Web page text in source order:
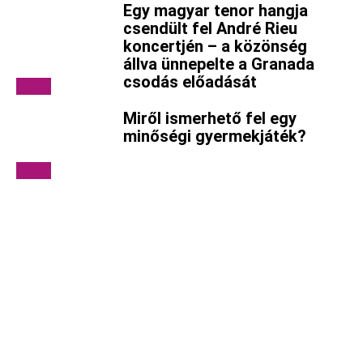
Egy magyar tenor hangja
csendült fel André Rieu
koncertjén – a közönség
állva ünnepelte a Granada
csodás előadását
Miről ismerhető fel egy
minőségi gyermekjáték?